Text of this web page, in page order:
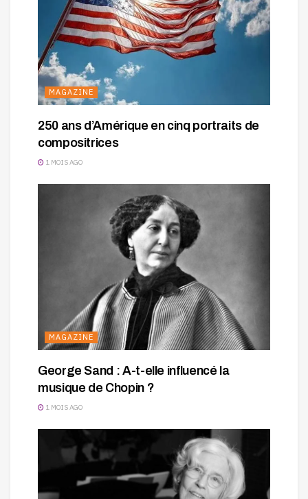
MAGAZINE
250 ans d’Amérique en cinq portraits de
compositrices
1 MOIS AGO
MAGAZINE
George Sand : A-t-elle influencé la
musique de Chopin ?
1 MOIS AGO